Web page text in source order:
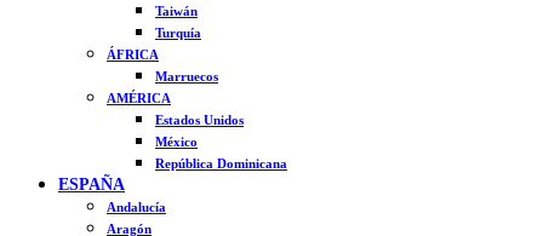
Taiwán
Turquía
ÁFRICA
Marruecos
AMÉRICA
Estados Unidos
México
República Dominicana
ESPAÑA
Andalucía
Aragón